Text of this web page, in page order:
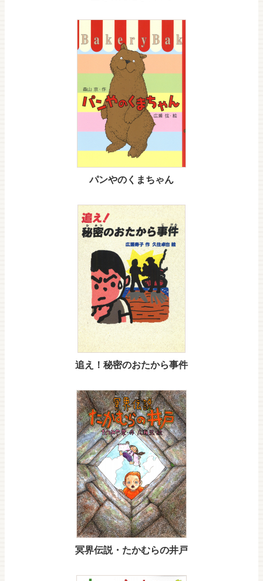
パンやのくまちゃん
追え！秘密のおたから事件
冥界伝説・たかむらの井戸